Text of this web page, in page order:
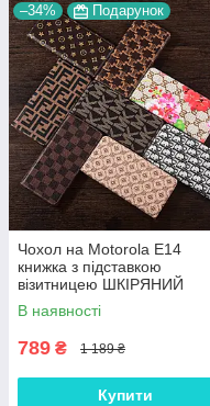
–34% Подарунок
Чохол на Motorola E14
книжка з підставкою
візитницею ШКІРЯНИЙ
протиударний магнітний
"COUTURE"
В наявності
789 ₴ 1 189 ₴
Купити